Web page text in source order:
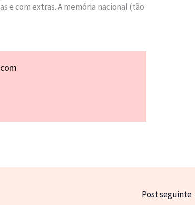
e com extras. A memória nacional (tão
Post seguinte